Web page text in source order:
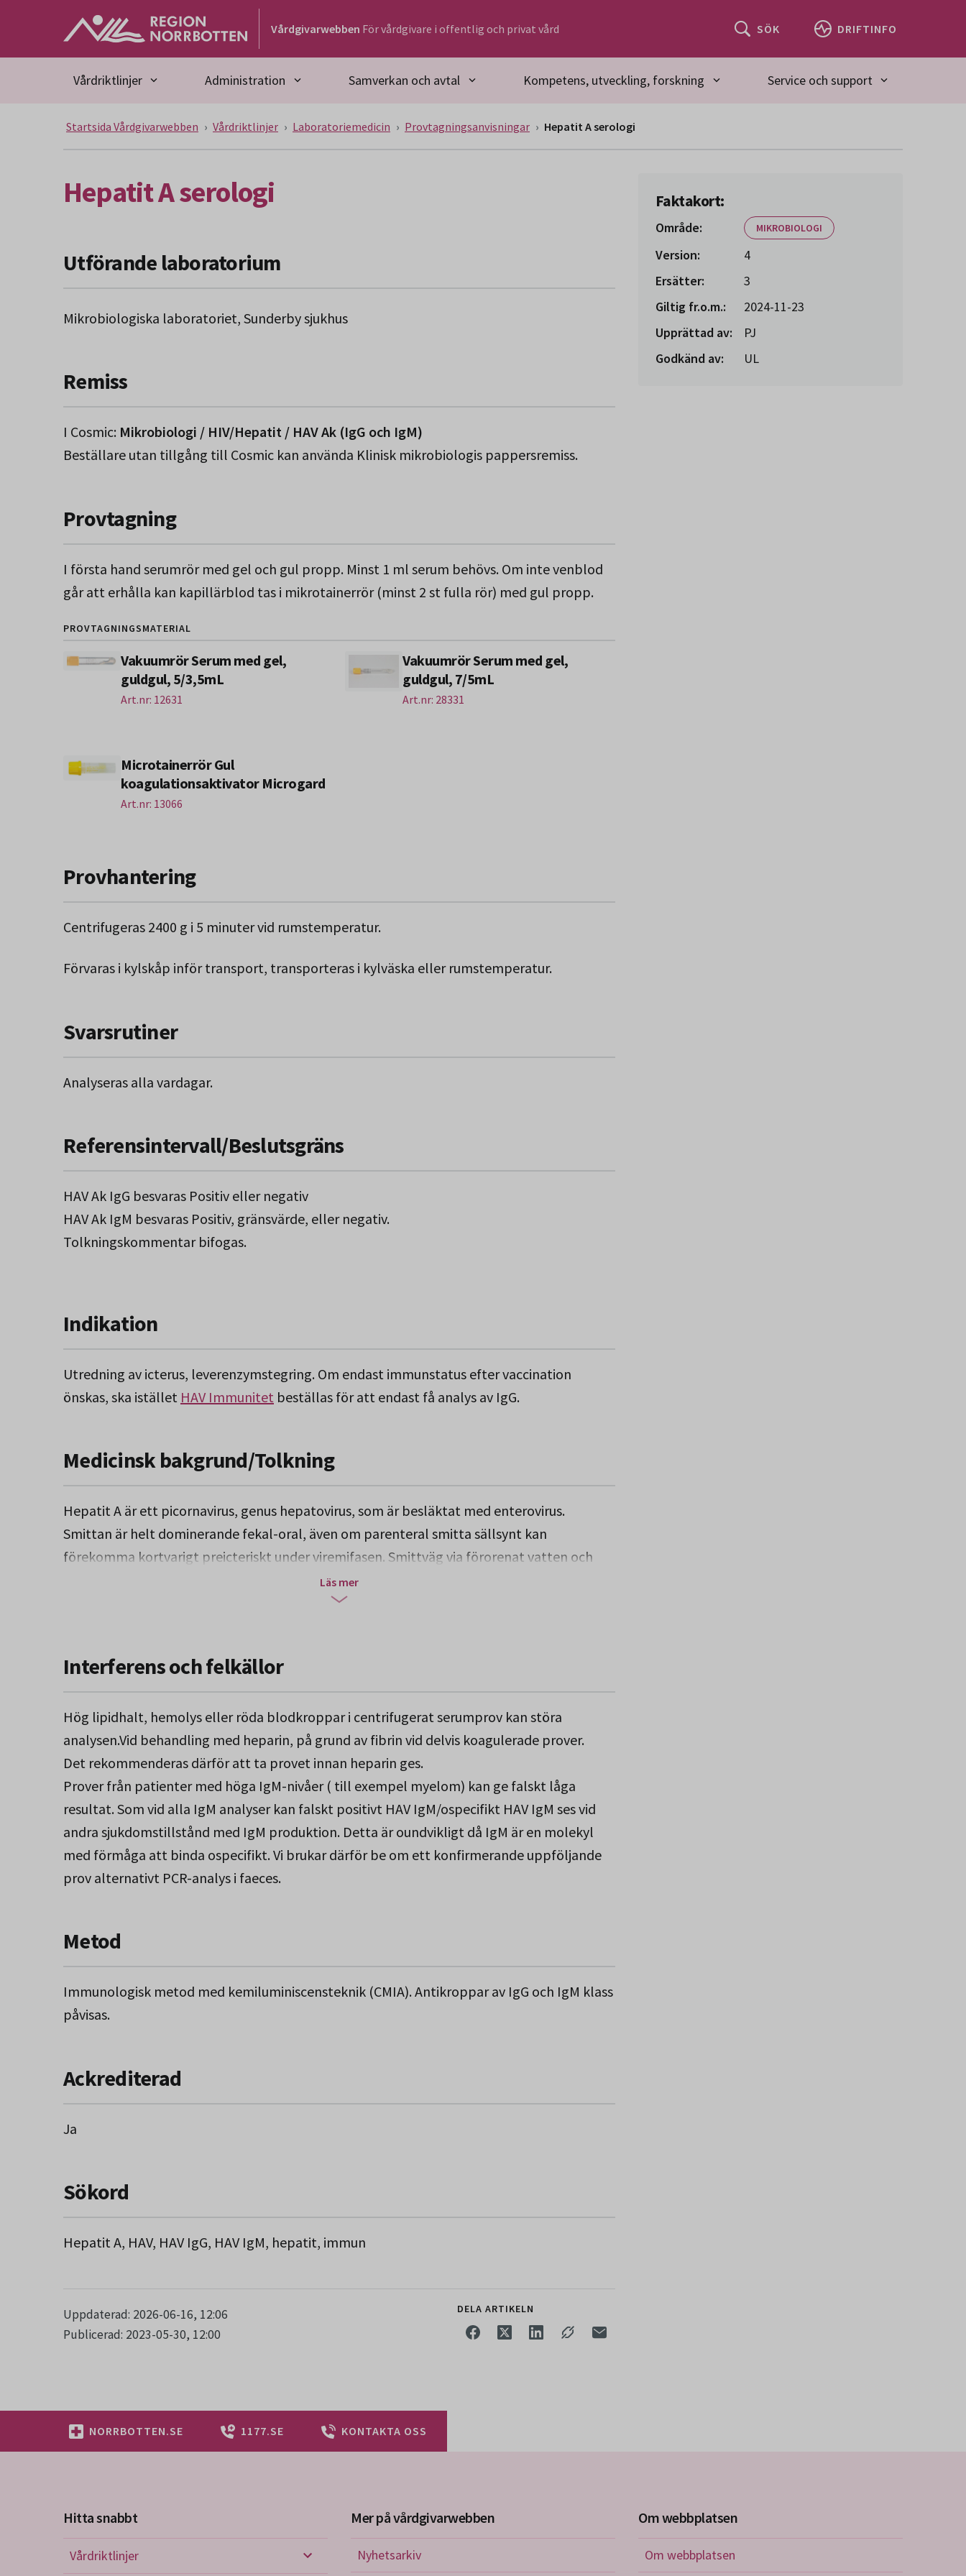
Gå till huvudmeny
Gå till övergripande innehåll
Vårdgivarwebben För vårdgivare i offentlig och privat vård SÖK DRIFTINFO
Vårdriktlinjer Administration Samverkan och avtal Kompetens, utveckling, forskning Service och support
Startsida Vårdgivarwebben Vårdriktlinjer Laboratoriemedicin Provtagningsanvisningar Hepatit A serologi
Hepatit A serologi
Utförande laboratorium
Mikrobiologiska laboratoriet, Sunderby sjukhus
Remiss
I Cosmic: Mikrobiologi / HIV/Hepatit / HAV Ak (IgG och IgM)
Beställare utan tillgång till Cosmic kan använda Klinisk mikrobiologis pappersremiss.
Provtagning
I första hand serumrör med gel och gul propp. Minst 1 ml serum behövs. Om inte venblod
går att erhålla kan kapillärblod tas i mikrotainerrör (minst 2 st fulla rör) med gul propp.
PROVTAGNINGSMATERIAL
Vakuumrör Serum med gel,
guldgul, 5/3,5mL
Art.nr: 12631
Vakuumrör Serum med gel,
guldgul, 7/5mL
Art.nr: 28331
Microtainerrör Gul
koagulationsaktivator Microgard
Art.nr: 13066
Provhantering
Centrifugeras 2400 g i 5 minuter vid rumstemperatur.
Förvaras i kylskåp inför transport, transporteras i kylväska eller rumstemperatur.
Svarsrutiner
Analyseras alla vardagar.
Referensintervall/Beslutsgräns
HAV Ak IgG besvaras Positiv eller negativ
HAV Ak IgM besvaras Positiv, gränsvärde, eller negativ.
Tolkningskommentar bifogas.
Indikation
Utredning av icterus, leverenzymstegring. Om endast immunstatus efter vaccination
önskas, ska istället HAV Immunitet beställas för att endast få analys av IgG.
Medicinsk bakgrund/Tolkning
Hepatit A är ett picornavirus, genus hepatovirus, som är besläktat med enterovirus.
Smittan är helt dominerande fekal-oral, även om parenteral smitta sällsynt kan
förekomma kortvarigt preicteriskt under viremifasen. Smittväg via förorenat vatten och
icke tillagad föda är vanlig. Hepatit A-förekomsten är hög i länder med låg hygienisk
standard medan prevalensen i industrialiserade länder numera är låg. Inkubationstid
successiv utveckling av icterus. Transaminasstegring, inte sällan uttalad, hör till.
Konvalescensen kan vara lång med trötthet och aptitlöshet. Mindre än 1% av fallen går
med fulminant förlopp med t.o.m. fatal utgång. För övrigt är komplikationer sällsynta.
Diagnostiken är framför allt serologisk med påvisande av IgM-antikroppar under det akuta
stadiet. HAV IgM påvisas nästan samtidigt med symptomen och kvarstår normalt i ca 2-6
månader efter symtomdebut. Aktuell hepatit A infektion, där HAV IgM är positiv, är
anmälningspliktig enligt smittskyddslagen.
Smittsamhet (via virus i faeces) anges vanligen förekomma 1-2 veckor före icterusdebut till
ungefär 2 veckor efter. Profylax kan ges med avdödat vaccin eller gammaglobulin.
Läs mer
Interferens och felkällor
Hög lipidhalt, hemolys eller röda blodkroppar i centrifugerat serumprov kan störa
analysen.Vid behandling med heparin, på grund av fibrin vid delvis koagulerade prover.
Det rekommenderas därför att ta provet innan heparin ges.
Prover från patienter med höga IgM-nivåer ( till exempel myelom) kan ge falskt låga
resultat. Som vid alla IgM analyser kan falskt positivt HAV IgM/ospecifikt HAV IgM ses vid
andra sjukdomstillstånd med IgM produktion. Detta är oundvikligt då IgM är en molekyl
med förmåga att binda ospecifikt. Vi brukar därför be om ett konfirmerande uppföljande
prov alternativt PCR-analys i faeces.
Metod
Immunologisk metod med kemiluminiscensteknik (CMIA). Antikroppar av IgG och IgM klass
påvisas.
Ackrediterad
Ja
Sökord
Hepatit A, HAV, HAV IgG, HAV IgM, hepatit, immun
Uppdaterad: 2026-06-16, 12:06
Publicerad: 2023-05-30, 12:00
DELA ARTIKELN
Faktakort:
Område: MIKROBIOLOGI
Version:
4
Ersätter:
3
Giltig fr.o.m.:
2024-11-23
Upprättad av:
PJ
Godkänd av:
UL
NORRBOTTEN.SE 1177.SE KONTAKTA OSS
Hitta snabbt
Vårdriktlinjer
Vårdriktlinjer
Mer på vårdgivarwebben
Nyhetsarkiv
Om webbplatsen
Om webbplatsen